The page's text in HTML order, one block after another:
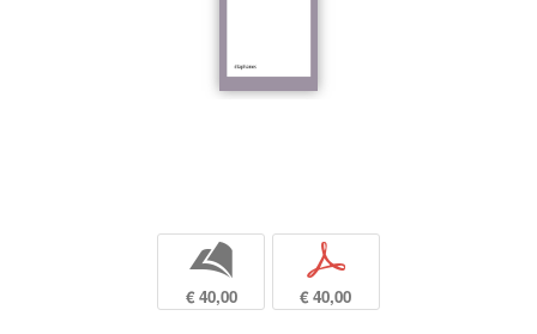
b
€ 40,00
p
€ 40,00